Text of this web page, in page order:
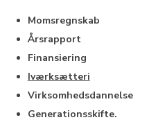
Momsregnskab
​Årsrapport
​Finansiering
Iværksætteri
​Virksomhedsdannelse
​Generationsskifte.